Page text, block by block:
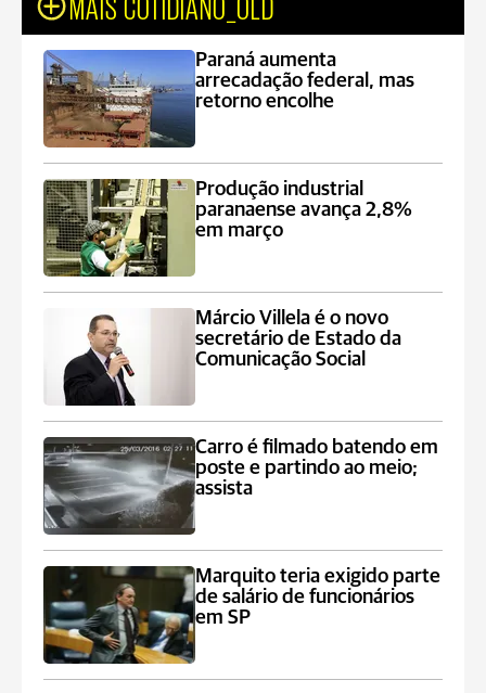
Paraná aumenta
arrecadação federal, mas
retorno encolhe
Produção industrial
paranaense avança 2,8%
em março
Márcio Villela é o novo
secretário de Estado da
Comunicação Social
Carro é filmado batendo em
poste e partindo ao meio;
assista
Marquito teria exigido parte
de salário de funcionários
em SP